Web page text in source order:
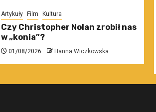
Artykuły Film Kultura
Czy Christopher Nolan zrobił nas
w „konia”?
01/08/2026 Hanna Wiczkowska